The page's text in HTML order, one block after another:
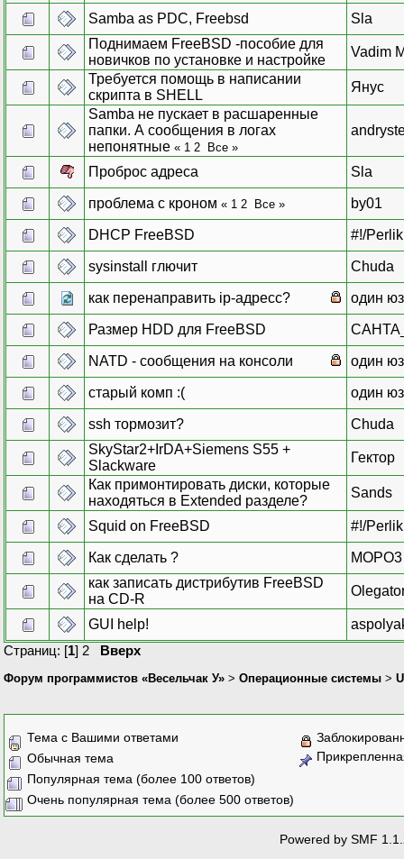
Samba аs PDC, Freebsd
Sla
Поднимаем FreeBSD -пособие для
новичков по установке и настройке
Vadim
Требуется помощь в написании
скрипта в SHELL
Янус
Samba не пускает в расшаренные
папки. А сообщения в логах
непонятные « 1 2 Все »
Проброс адреса Sla
проблема с кроном « 1 2 Все » by01
DHCP FreeBSD #!/Perlik
sysinstall глючит Chuda
как перенаправить ip-адресс? один
Размер HDD для FreeBSD
NATD - сообщения на консоли один
старый комп :( один
ssh тормозит?
Chuda
SkyStar2+IrDA+Siemens S55 +
Slackware
Гектор
Как примонтировать диски, которые
находяться в Extended разделе?
Sands
Squid on FreeBSD #!/Perlik
Как сделать ?
MOPO3
как записать дистрибутив FreeBSD
на CD-R
GUI help!
Страниц: [1] 2 Вверх
Форум программистов «Весельчак У» > Операционные системы >
Тема с Вашими ответами
Обычная тема
Популярная тема (более 100 ответов)
Очень популярная тема (более 500 ответов)
Powered by SMF